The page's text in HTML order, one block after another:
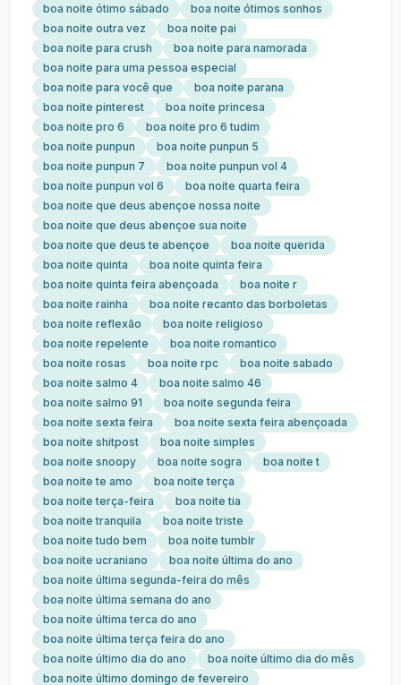
boa noite ótimo sábado
boa noite ótimos sonhos
boa noite outra vez
boa noite pai
boa noite para crush
boa noite para namorada
boa noite para uma pessoa especial
boa noite para você que
boa noite parana
boa noite pinterest
boa noite princesa
boa noite pro 6
boa noite pro 6 tudim
boa noite punpun
boa noite punpun 5
boa noite punpun 7
boa noite punpun vol 4
boa noite punpun vol 6
boa noite quarta feira
boa noite que deus abençoe nossa noite
boa noite que deus abençoe sua noite
boa noite que deus te abençoe
boa noite querida
boa noite quinta
boa noite quinta feira
boa noite quinta feira abençoada
boa noite r
boa noite rainha
boa noite recanto das borboletas
boa noite reflexão
boa noite religioso
boa noite repelente
boa noite romantico
boa noite rosas
boa noite rpc
boa noite sabado
boa noite salmo 4
boa noite salmo 46
boa noite salmo 91
boa noite segunda feira
boa noite sexta feira
boa noite sexta feira abençoada
boa noite shitpost
boa noite simples
boa noite snoopy
boa noite sogra
boa noite t
boa noite te amo
boa noite terça
boa noite terça-feira
boa noite tia
boa noite tranquila
boa noite triste
boa noite tudo bem
boa noite tumblr
boa noite ucraniano
boa noite última do ano
boa noite última segunda-feira do mês
boa noite última semana do ano
boa noite última terca do ano
boa noite última terça feira do ano
boa noite último dia do ano
boa noite último dia do mês
boa noite último domingo de fevereiro